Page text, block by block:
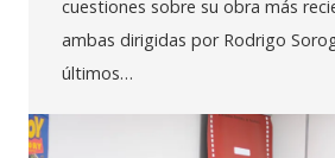
cuestiones sobre su obra más
ambas dirigidas por Rodrigo
últimos…